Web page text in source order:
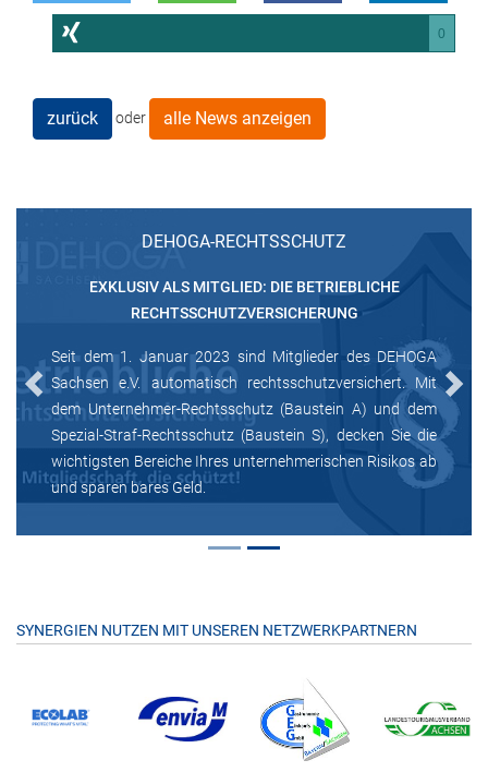
0
zurück oder alle News anzeigen
DEHOGA-RECHTSSCHUTZ
EXKLUSIV ALS MITGLIED: DIE BETRIEBLICHE
RECHTSSCHUTZVERSICHERUNG
Seit dem 1. Januar 2023 sind Mitglieder des DEHOGA
Sachsen e.V. automatisch rechtsschutzversichert. Mit
dem Unternehmer-Rechtsschutz (Baustein A) und dem
Spezial-Straf-Rechtsschutz (Baustein S), decken Sie die
wichtigsten Bereiche Ihres unternehmerischen Risikos ab
und sparen bares Geld.
Previous Next
SYNERGIEN NUTZEN MIT UNSEREN NETZWERKPARTNERN